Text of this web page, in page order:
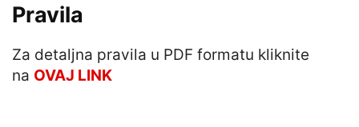
Pravila
Za detaljna pravila u PDF formatu kliknite
na OVAJ LINK